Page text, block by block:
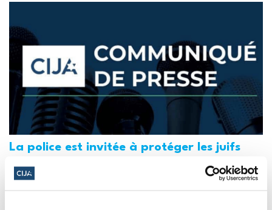
La police est invitée à protéger les juifs
des manifestations "haineuses" de la
Journée Al-Qods au Canada (National